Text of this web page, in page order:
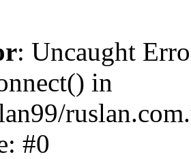
: Uncaught
in
#0